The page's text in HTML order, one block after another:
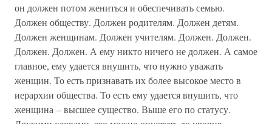
он должен потом жениться и обеспечивать семью.
Должен обществу. Должен родителям. Должен детям.
Должен женщинам. Должен учителям. Должен. Должен.
Должен. Должен. А ему никто ничего не должен. А самое
главное, ему удается внушить, что нужно уважать
женщин. То есть признавать их более высокое место в
иерархии общества. То есть ему удается внушить, что
женщина – высшее существо. Выше его по статусу.